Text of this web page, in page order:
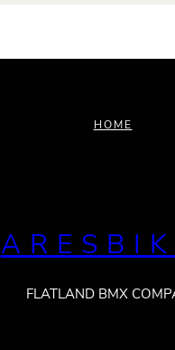
HOME
FLATLAND BMX